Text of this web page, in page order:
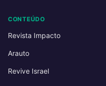
CONTEÚDO
Revista Impacto
Arauto
Revive Israel